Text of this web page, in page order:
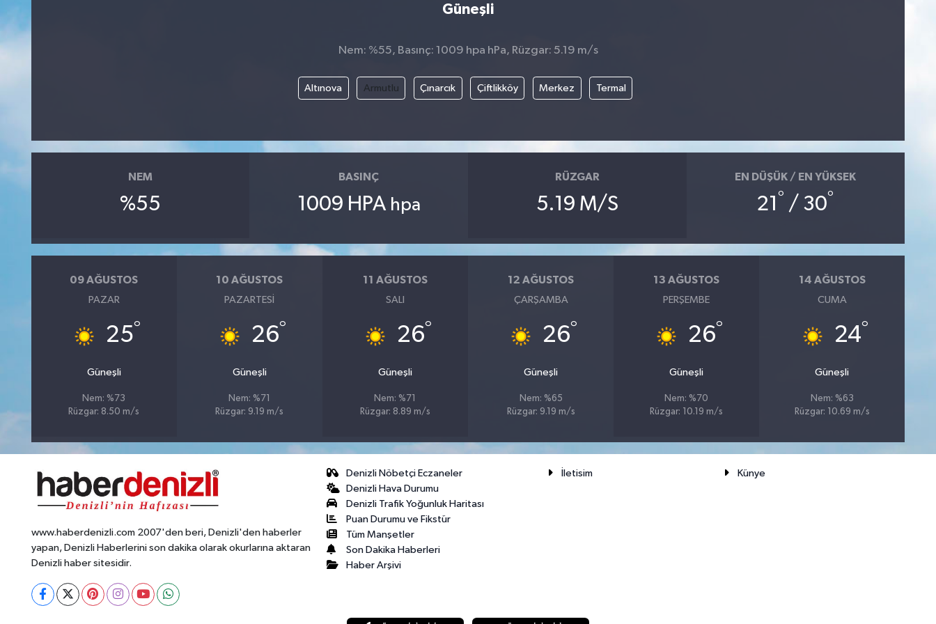
Güneşli
Nem: %55, Basınç: 1009 hpa hPa, Rüzgar: 5.19 m/s
Altınova Armutlu Çınarcık Çiftlikköy Merkez Termal
NEM
%55
BASINÇ
1009 HPA hpa
RÜZGAR
5.19 M/S
EN DÜŞÜK / EN YÜKSEK
21 ° / 30°
09 AĞUSTOS
PAZAR
25°
Güneşli
Nem: %73
Rüzgar: 8.50 m/s
10 AĞUSTOS
PAZARTESI
26°
Güneşli
Nem: %71
Rüzgar: 9.19 m/s
11 AĞUSTOS
SALI
26°
Güneşli
Nem: %71
Rüzgar: 8.89 m/s
12 AĞUSTOS
ÇARŞAMBA
26°
Güneşli
Nem: %65
Rüzgar: 9.19 m/s
13 AĞUSTOS
PERŞEMBE
26°
Güneşli
Nem: %70
Rüzgar: 10.19 m/s
14 AĞUSTOS
CUMA
24°
Güneşli
Nem: %63
Rüzgar: 10.69 m/s
www.haberdenizli.com 2007'den beri, Denizli'den haberler
yapan, Denizli Haberlerini son dakika olarak okurlarına aktaran
Denizli haber sitesidir.
Denizli Nöbetçi Eczaneler
Denizli Hava Durumu
Denizli Trafik Yoğunluk Haritası
Puan Durumu ve Fikstür
Tüm Manşetler
Son Dakika Haberleri
Haber Arşivi
İletisim Künye